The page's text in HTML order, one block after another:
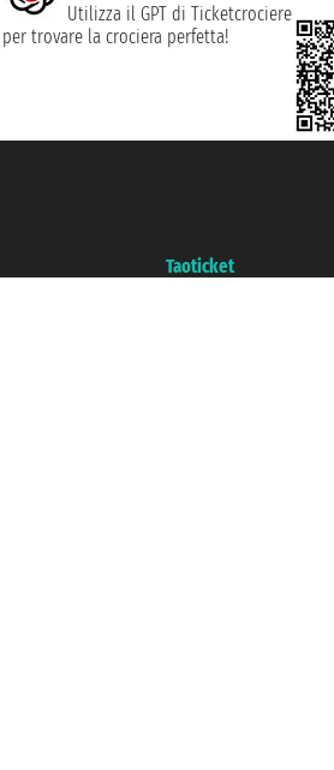
Utilizza il GPT di Ticketcrociere
per trovare la crociera perfetta!
Taoticket